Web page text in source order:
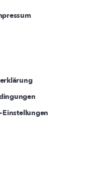
Einstellungen